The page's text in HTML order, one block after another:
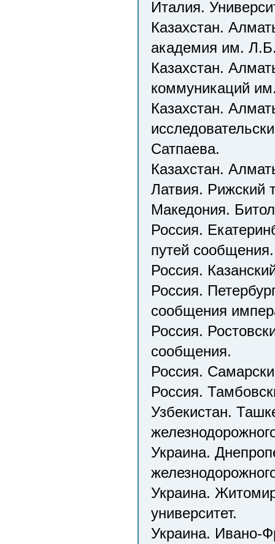
Италия.
Казахстан.
академия им.
Казахстан.
коммуникаций
Казахстан.
Сатпаева.
Казахстан.
Латвия. Рижский
Македония.
Россия.
путей сообщения.
Россия.
Россия.
сообщения
Россия.
сообщения.
Россия.
Россия.
Узбекистан.
Украина.
Украина.
университет.
Украина. Ивано-